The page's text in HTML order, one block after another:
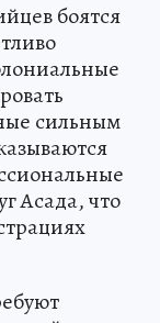
боятся
сильным
Асада, что